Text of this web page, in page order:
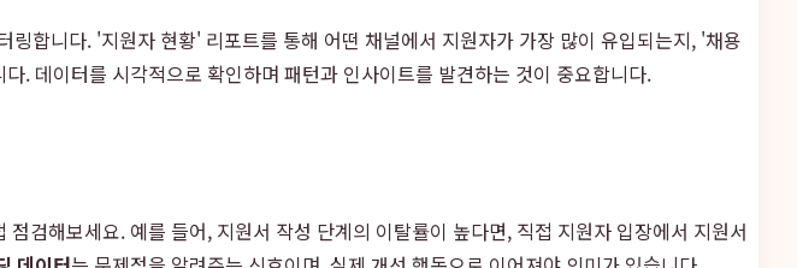
합니다. '지원자 현황' 리포트를 통해 어떤 채널에서 지원자가 가장 많이 유입되는지, '채용
. 데이터를 시각적으로 확인하며 패턴과 인사이트를 발견하는 것이 중요합니다.
검해보세요. 예를 들어, 지원서 작성 단계의 이탈률이 높다면, 직접 지원자 입장에서 지원서